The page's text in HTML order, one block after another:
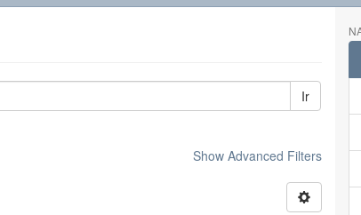
Ir
Show Advanced Filters